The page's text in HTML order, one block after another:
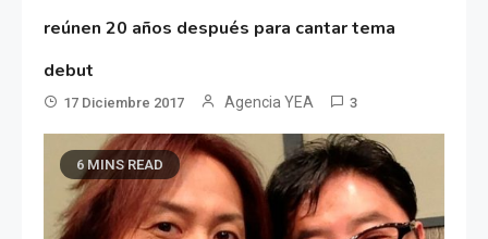
reúnen 20 años después para cantar tema
debut
17 Diciembre 2017 Agencia YEA 3
6 MINS READ